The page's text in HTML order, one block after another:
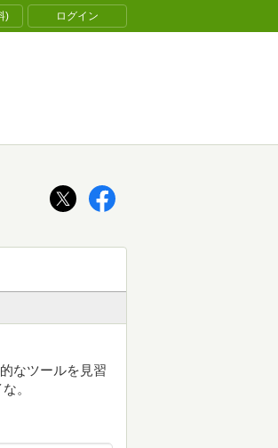
) ログイン
なツールを見習
。